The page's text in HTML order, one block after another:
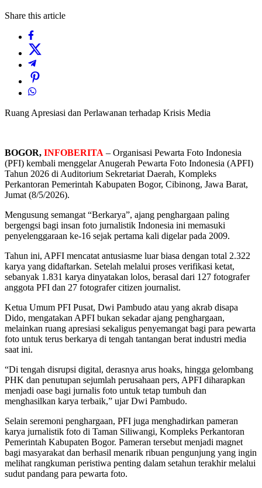
Share this article
Ruang Apresiasi dan Perlawanan terhadap Krisis Media
BOGOR, INFOBERITA – Organisasi Pewarta Foto Indonesia
(PFI) kembali menggelar Anugerah Pewarta Foto Indonesia (APFI)
Tahun 2026 di Auditorium Sekretariat Daerah, Kompleks
Perkantoran Pemerintah Kabupaten Bogor, Cibinong, Jawa Barat,
Jumat (8/5/2026).
Mengusung semangat “Berkarya”, ajang penghargaan paling
bergengsi bagi insan foto jurnalistik Indonesia ini memasuki
penyelenggaraan ke-16 sejak pertama kali digelar pada 2009.
Tahun ini, APFI mencatat antusiasme luar biasa dengan total 2.322
karya yang didaftarkan. Setelah melalui proses verifikasi ketat,
sebanyak 1.831 karya dinyatakan lolos, berasal dari 127 fotografer
anggota PFI dan 27 fotografer citizen journalist.
Ketua Umum PFI Pusat, Dwi Pambudo atau yang akrab disapa
Dido, mengatakan APFI bukan sekadar ajang penghargaan,
melainkan ruang apresiasi sekaligus penyemangat bagi para pewarta
foto untuk terus berkarya di tengah tantangan berat industri media
saat ini.
“Di tengah disrupsi digital, derasnya arus hoaks, hingga gelombang
PHK dan penutupan sejumlah perusahaan pers, APFI diharapkan
menjadi oase bagi jurnalis foto untuk tetap tumbuh dan
menghasilkan karya terbaik,” ujar Dwi Pambudo.
Selain seremoni penghargaan, PFI juga menghadirkan pameran
karya jurnalistik foto di Taman Siliwangi, Kompleks Perkantoran
Pemerintah Kabupaten Bogor. Pameran tersebut menjadi magnet
bagi masyarakat dan berhasil menarik ribuan pengunjung yang ingin
melihat rangkuman peristiwa penting dalam setahun terakhir melalui
sudut pandang para pewarta foto.